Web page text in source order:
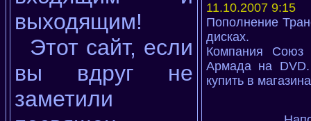
11.10.2007 9:15
Пополнение
дисках.
Компания Союз
Армада на
купить в
выходящим!
Этот сайт, если
вы вдруг не
заметили